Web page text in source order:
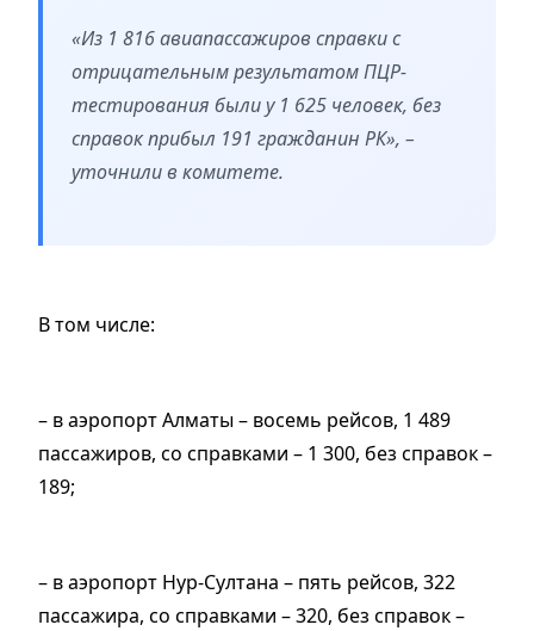
«Из 1 816 авиапассажиров справки с
отрицательным результатом ПЦР-
тестирования были у 1 625 человек, без
справок прибыл 191 гражданин РК», –
уточнили в комитете.
В том числе:
– в аэропорт Алматы – восемь рейсов, 1 489
пассажиров, со справками – 1 300, без справок –
189;
– в аэропорт Нур-Султана – пять рейсов, 322
пассажира, со справками – 320, без справок –